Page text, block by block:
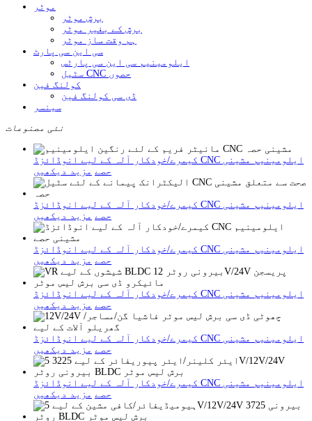
موٹر
برش موٹر
برش کے بغیر موٹر
ہم وقت ساز موٹر
سی این سی پارٹ
ایلومینیم سی این سی پارٹس
سٹیل CNC حصوں
کولنگ فین
ڈی سی کولنگ فین
سینسر
نئی مصنوعات
کیمرے/خودکار آلہ کے لیے انوڈائزڈ CNC ایلومینیم مشینی
حصے مزید دیکھیں
کیمرے/خودکار آلہ کے لیے انوڈائزڈ CNC ایلومینیم مشینی
حصے مزید دیکھیں
کیمرے/خودکار آلہ کے لیے انوڈائزڈ CNC ایلومینیم مشینی
حصے مزید دیکھیں
کیمرے/خودکار آلہ کے لیے انوڈائزڈ CNC ایلومینیم مشینی
حصے مزید دیکھیں
کیمرے/خودکار آلہ کے لیے انوڈائزڈ CNC ایلومینیم مشینی
حصے مزید دیکھیں
کیمرے/خودکار آلہ کے لیے انوڈائزڈ CNC ایلومینیم مشینی
حصے مزید دیکھیں